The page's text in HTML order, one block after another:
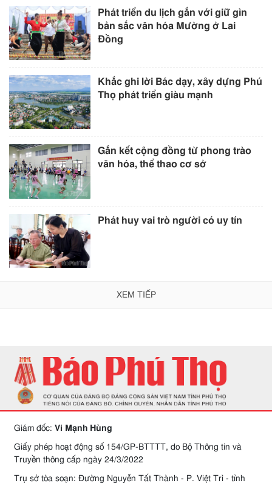
Phát triển du lịch gắn với giữ gìn
bản sắc văn hóa Mường ở Lai
Đồng
Khắc ghi lời Bác dạy, xây dựng Phú
Thọ phát triển giàu mạnh
Gắn kết cộng đồng từ phong trào
văn hóa, thể thao cơ sở
Phát huy vai trò người có uy tín
XEM TIẾP
Giám đốc: Vi Mạnh Hùng
Giấy phép hoạt động số 154/GP-BTTTT, do Bộ Thông tin và
Truyền thông cấp ngày 24/3/2022
Trụ sở tòa soạn: Đường Nguyễn Tất Thành - P. Việt Trì - tỉnh